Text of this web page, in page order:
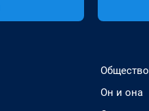
Общество
Он и она